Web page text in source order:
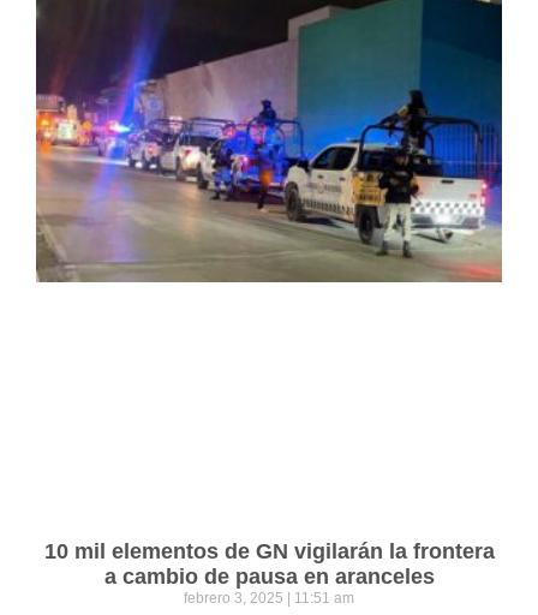
10 mil elementos de GN vigilarán la frontera
a cambio de pausa en aranceles
febrero 3, 2025 11:51 am